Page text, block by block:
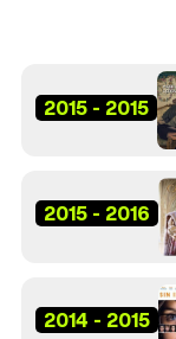
2015 - 2015
2015 - 2016
2014 - 2015